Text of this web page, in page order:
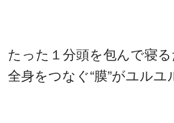
たった１分頭を包んで寝る
全身をつなぐ“膜”がユルユ